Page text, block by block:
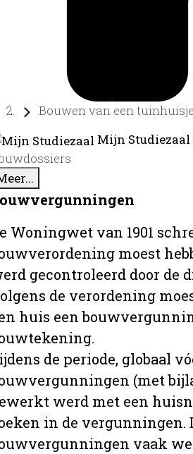
Bouwen van een
Mijn
Woningwet van 1901
moest
gecontroleerd door de
de verordening
huis een
de periode, globaal
(met
werd met een
in de vergunningen.
vaak